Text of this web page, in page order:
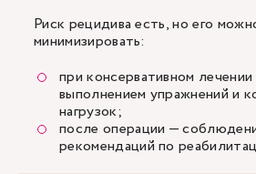
Риск рецидива есть, но его
минимизировать:
при консервативном
выполнением упражнений и
нагрузок;
после операции —
рекомендаций по